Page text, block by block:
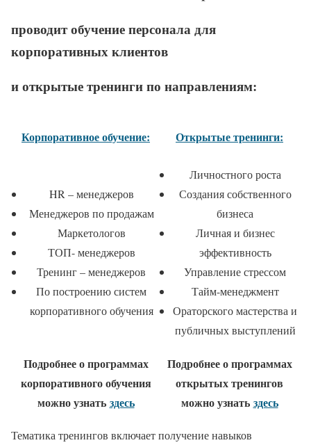
проводит обучение персонала для
корпоративных клиентов
и открытые тренинги по направлениям:
Корпоративное обучение: Открытые тренинги:
HR – менеджеров
Менеджеров по продажам
Маркетологов
ТОП- менеджеров
Тренинг – менеджеров
По построению систем
корпоративного обучения
Личностного роста
Создания собственного
бизнеса
Личная и бизнес
эффективность
Управление стрессом
Тайм-менеджмент
Ораторского мастерства и
публичных выступлений
Подробнее о программах
корпоративного обучения
можно узнать здесь
Подробнее о программах
открытых тренингов
можно узнать здесь
Тематика тренингов включает получение навыков